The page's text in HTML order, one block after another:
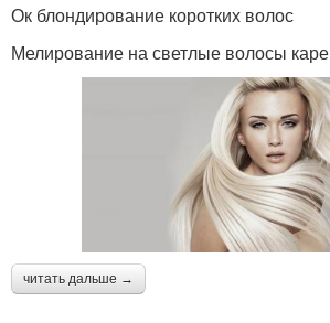
Ок блондирование коротких волос
Мелирование на светлые волосы каре
читать дальше →